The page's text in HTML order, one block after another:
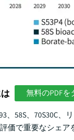
無料のPDF
、58S、70S30C
価で重要なシェア